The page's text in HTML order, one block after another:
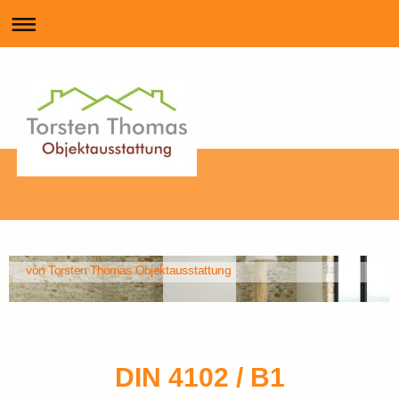
von Torsten Thomas Objektausstattung
DIN 4102 / B1